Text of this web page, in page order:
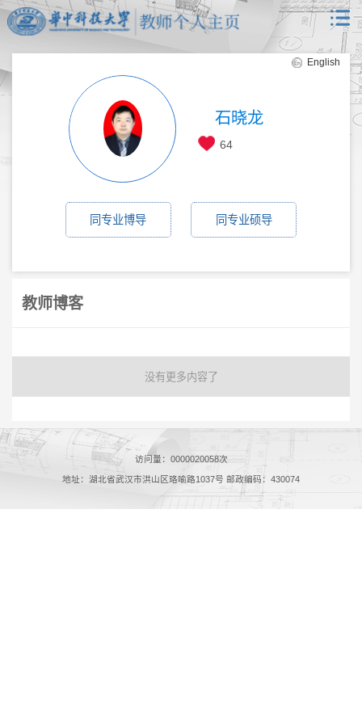
English
石晓龙
64
同专业博导 同专业硕导
教师博客
没有更多内容了
访问量： 0000020058次
地址：湖北省武汉市洪山区珞喻路1037号 邮政编码：430074